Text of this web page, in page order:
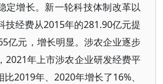
定增长。新一轮科技体制改革以
技经费从2015年的281.90亿元提
亿元，增长明显。涉农企业逐步
2021年上市涉农企业研发经费平
2019年、2020年增长了16%、